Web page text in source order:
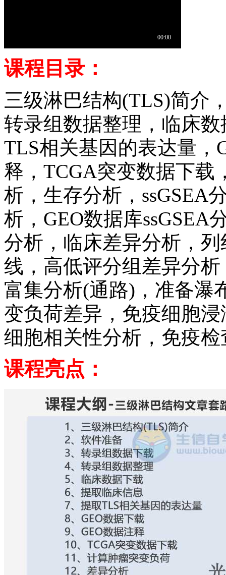
课程目录：
三级淋巴结构(TLS)简介
转录组数据整理，临床
TLS相关基因的表达量，
释，TCGA突变数据下载
析，生存分析，ssGSEA
析，GEO数据库ssGSEA
分析，临床差异分析，
线，高低评分组差异分
富集分析(通路)，准备瀑
变负荷差异，免疫细胞
细胞相关性分析，免疫检
课程亮点：